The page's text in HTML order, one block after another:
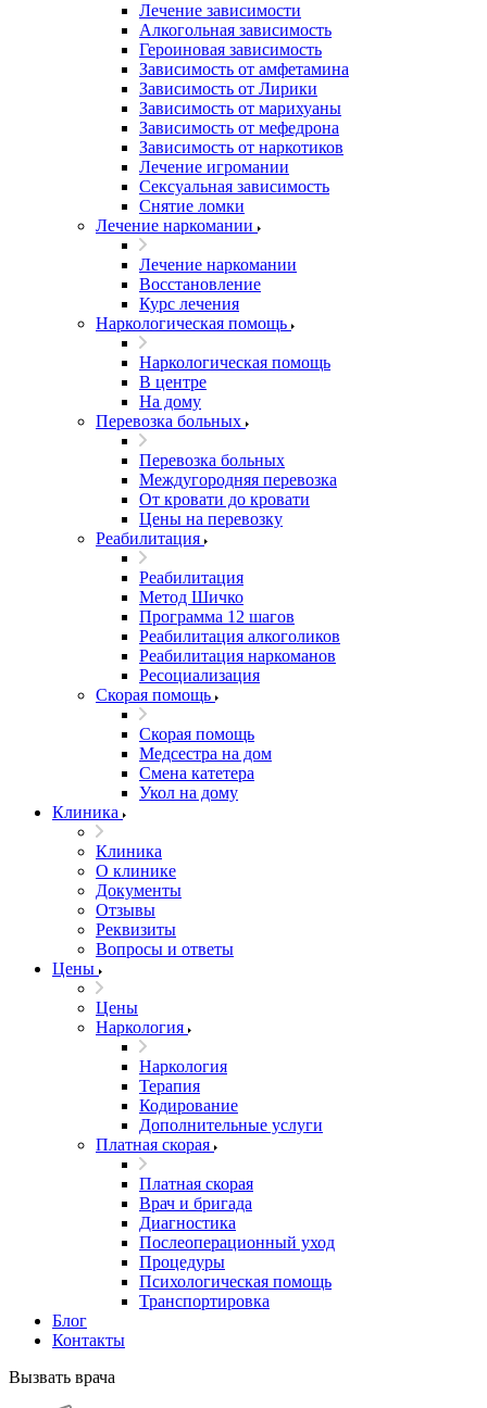
Лечение зависимости
Алкогольная зависимость
Героиновая зависимость
Зависимость от амфетамина
Зависимость от Лирики
Зависимость от марихуаны
Зависимость от мефедрона
Зависимость от наркотиков
Лечение игромании
Сексуальная зависимость
Снятие ломки
Лечение наркомании
Лечение наркомании
Восстановление
Курс лечения
Наркологическая помощь
Наркологическая помощь
В центре
На дому
Перевозка больных
Перевозка больных
Междугородняя перевозка
От кровати до кровати
Цены на перевозку
Реабилитация
Реабилитация
Метод Шичко
Программа 12 шагов
Реабилитация алкоголиков
Реабилитация наркоманов
Ресоциализация
Скорая помощь
Скорая помощь
Медсестра на дом
Смена катетера
Укол на дому
Клиника
Клиника
О клинике
Документы
Отзывы
Реквизиты
Вопросы и ответы
Цены
Цены
Наркология
Наркология
Терапия
Кодирование
Дополнительные услуги
Платная скорая
Платная скорая
Врач и бригада
Диагностика
Послеоперационный уход
Процедуры
Психологическая помощь
Транспортировка
Блог
Контакты
Вызвать врача